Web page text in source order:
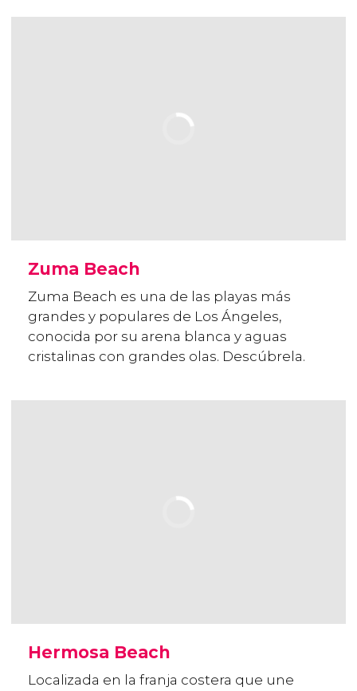
Zuma Beach
Zuma Beach es una de las playas más
grandes y populares de Los Ángeles,
conocida por su arena blanca y aguas
cristalinas con grandes olas. Descúbrela.
Hermosa Beach
Localizada en la franja costera que une